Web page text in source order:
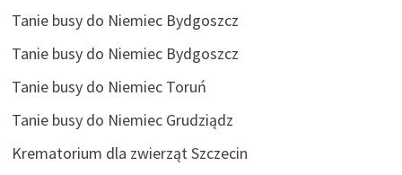
Tanie busy do Niemiec Bydgoszcz
Tanie busy do Niemiec Bydgoszcz
Tanie busy do Niemiec Toruń
Tanie busy do Niemiec Grudziądz
Krematorium dla zwierząt Szczecin